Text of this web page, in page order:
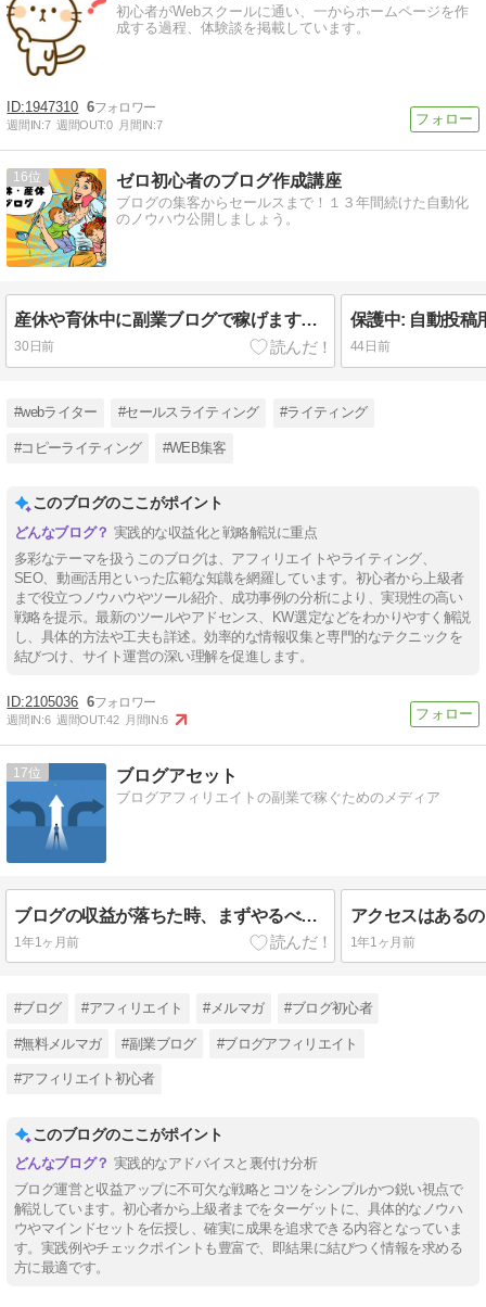
初心者がWebスクールに通い、一からホームページを作
成する過程、体験談を掲載しています。
1947310 6
週間IN:7 週間OUT:0 月間IN:7
16 ゼロ初心者のブログ作成講座
ブログの集客からセールスまで！１３年間続けた自動化
のノウハウ公開しましょう。
産休や育休中に副業ブログで稼げますか？やり方教えて？
30日前 44日前
#webライター #セールスライティング #ライティング
#コピーライティング #WEB集客
このブログのここがポイント
実践的な収益化と戦略解説に重点
多彩なテーマを扱うこのブログは、アフィリエイトやライティング、
SEO、動画活用といった広範な知識を網羅しています。初心者から上級者
まで役立つノウハウやツール紹介、成功事例の分析により、実現性の高い
戦略を提示。最新のツールやアドセンス、KW選定などをわかりやすく解説
し、具体的方法や工夫も詳述。効率的な情報収集と専門的なテクニックを
結びつけ、サイト運営の深い理解を促進します。
2105036 6
週間IN:6 週間OUT:42 月間IN:6
17 ブログアセット
ブログアフィリエイトの副業で稼ぐためのメディア
ブログの収益が落ちた時、まずやるべき王道の1手
1年1ヶ月前
アクセスはある
1年1ヶ月前
#ブログ #アフィリエイト #メルマガ #ブログ初心者
#無料メルマガ #副業ブログ #ブログアフィリエイト
#アフィリエイト初心者
このブログのここがポイント
実践的なアドバイスと裏付け分析
ブログ運営と収益アップに不可欠な戦略とコツをシンプルかつ鋭い視点で
解説しています。初心者から上級者までをターゲットに、具体的なノウハ
ウやマインドセットを伝授し、確実に成果を追求できる内容となっていま
す。実践例やチェックポイントも豊富で、即結果に結びつく情報を求める
方に最適です。